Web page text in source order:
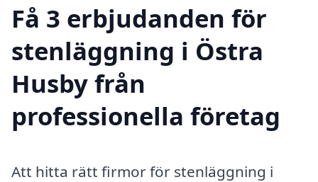
Få 3 erbjudanden för
stenläggning i Östra
Husby från
professionella företag
Att hitta rätt firmor för stenläggning i